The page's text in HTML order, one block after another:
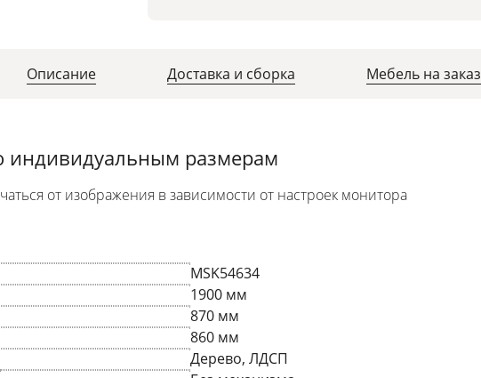
Описание Доставка и сборка Мебель на заказ
индивидуальным размерам
от изображения в зависимости от настроек монитора
MSK54634
1900 мм
870 мм
860 мм
Дерево, ЛДСП